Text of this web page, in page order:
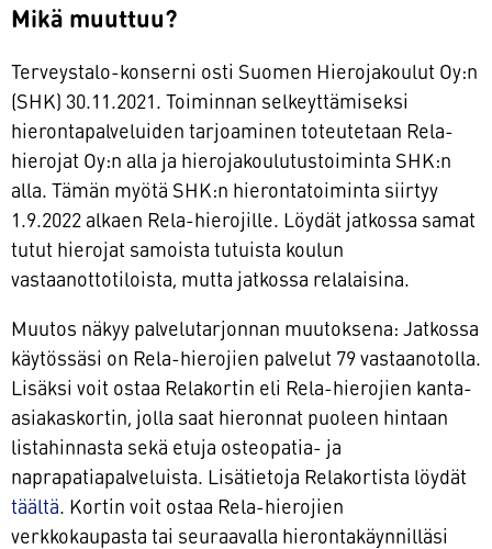
Mikä muuttuu?
Terveystalo-konserni osti Suomen Hierojakoulut Oy:n
(SHK) 30.11.2021. Toiminnan selkeyttämiseksi
hierontapalveluiden tarjoaminen toteutetaan Rela-
hierojat Oy:n alla ja hierojakoulutustoiminta SHK:n
alla. Tämän myötä SHK:n hierontatoiminta siirtyy
1.9.2022 alkaen Rela-hierojille. Löydät jatkossa samat
tutut hierojat samoista tutuista koulun
vastaanottotiloista, mutta jatkossa relalaisina.
Muutos näkyy palvelutarjonnan muutoksena: Jatkossa
käytössäsi on Rela-hierojien palvelut 79 vastaanotolla.
Lisäksi voit ostaa Relakortin eli Rela-hierojien kanta-
asiakaskortin, jolla saat hieronnat puoleen hintaan
listahinnasta sekä etuja osteopatia- ja
naprapatiapalveluista. Lisätietoja Relakortista löydät
täältä. Kortin voit ostaa Rela-hierojien
verkkokaupasta tai seuraavalla hierontakäynnilläsi